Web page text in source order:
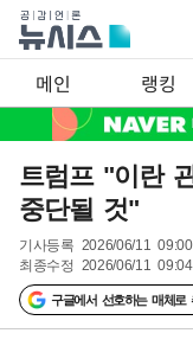
메인 랭킹
트럼프 "이란
중단될 것"
기사등록 2026/06/11
최종수정 2026/06/11
구글에서 선호하는 매체로